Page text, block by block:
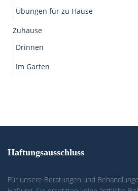
Übungen für zu Hause
Zuhause
Drinnen
Im Garten
Haftungsausschluss
Für unsere Beratungen und